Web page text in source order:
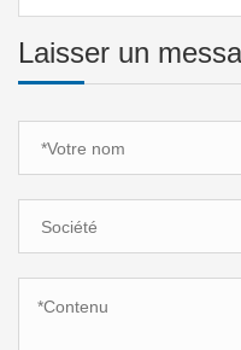
Laisser un